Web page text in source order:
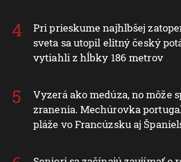
Pri prieskume najhlbšej
sveta sa utopil elitný český
vytiahli z hĺbky 186 metrov
Vyzerá ako medúza, no môže
zranenia. Mechúrovka
pláže vo Francúzsku aj